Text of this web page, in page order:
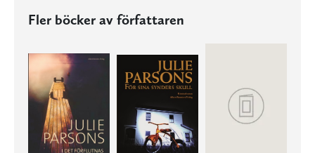
Fler böcker av författaren